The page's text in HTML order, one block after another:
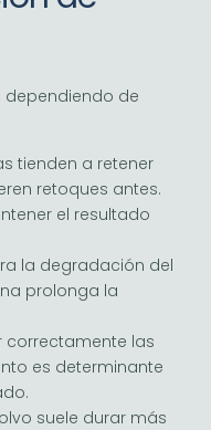
dependiendo de
tienden a retener
retoques antes.
el resultado
la degradación del
prolonga la
correctamente las
es determinante
suele durar más